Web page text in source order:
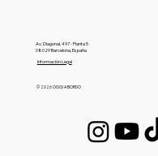
Av. Diagonal, 497 - Planta 5
08029 Barcelona, España
Información Legal
© 2026 OGGI A BORDO